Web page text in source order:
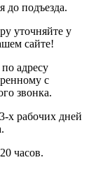
до подъезда.
уточняйте у
сайте!
адресу
с
звонка.
х рабочих дней
часов.